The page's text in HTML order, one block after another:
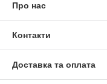
Про нас
Контакти
Доставка та оплата